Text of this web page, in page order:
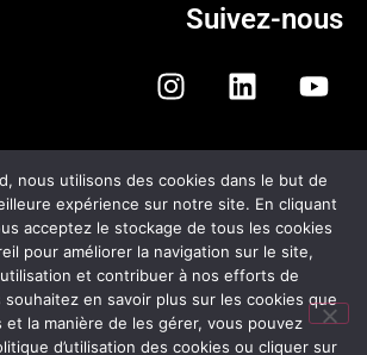
Suivez-nous
nous utilisons des cookies dans le but de
expérience sur notre site. En cliquant
acceptez le stockage de tous les cookies
pour améliorer la navigation sur le site,
et contribuer à nos efforts de
souhaitez en savoir plus sur les cookies que
et la manière de les gérer, vous pouvez
d’utilisation des cookies ou cliquer sur